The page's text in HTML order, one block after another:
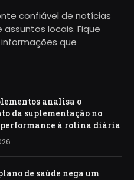
confiável de notícias
locais. Fique
que
analisa o
da suplementação no
à rotina diária
de saúde nega um